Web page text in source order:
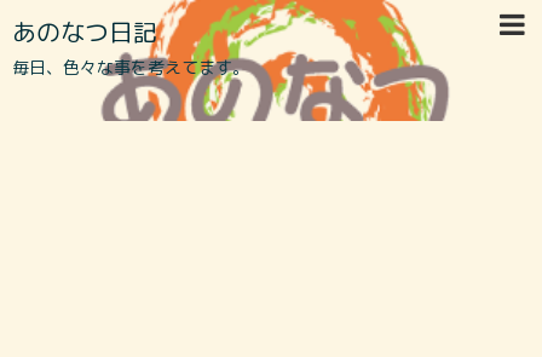
あのなつ日記
毎日、色々な事を考えてます。